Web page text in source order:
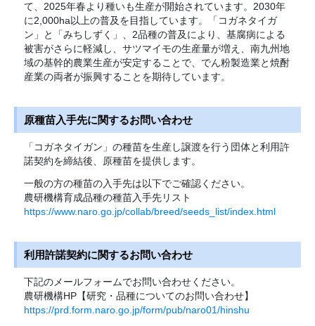
て、2025年春より種いも生産が開始されています。2030年
に2,000ha以上の普及を目指しています。「コガネタイガ
ン」と「みちしずく」、2品種の普及により、基腐病による
被害がさらに軽減し、サツマイモの生産量が増え、南九州地
域の基幹的農業生産が安定することで、でん粉製造業と焼酎
産業の両者が振興することを期待しています。
原種苗入手先に関するお問い合わせ
「コガネタイガン」の種苗を生産し譲渡を行う団体と利用許
諾契約を締結後、原種苗を提供します。
一般の方の種苗の入手先は以下でご確認ください。
農研機構育成品種の種苗入手先リスト
https://www.naro.go.jp/collab/breed/seeds_list/index.html
利用許諾契約に関するお問い合わせ
下記のメールフォームでお問い合わせください。
農研機構HP【研究・品種についてのお問い合わせ】
https://prd.form.naro.go.jp/form/pub/naro01/hinshu